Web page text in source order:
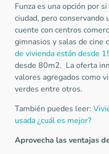
Funza es una opción por
ciudad, pero conservando
cuente con centros
gimnasios y salas de cine
de vivienda están desde
desde 80m2. La oferta
valores agregados como
verdes entre otros.
También puedes leer:
usada ¿cuál es mejor?
Aprovecha las ventajas